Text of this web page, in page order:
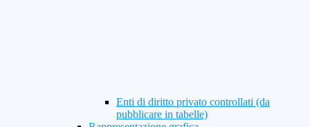
Enti di diritto privato controllati (da
pubblicare in tabelle)